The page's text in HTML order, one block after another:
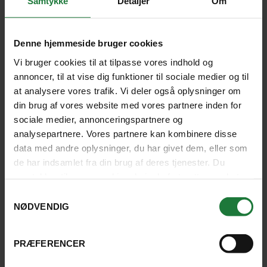
Denne hjemmeside bruger cookies
Vi bruger cookies til at tilpasse vores indhold og
annoncer, til at vise dig funktioner til sociale medier og til
at analysere vores trafik. Vi deler også oplysninger om
din brug af vores website med vores partnere inden for
sociale medier, annonceringspartnere og
analysepartnere. Vores partnere kan kombinere disse
data med andre oplysninger, du har givet dem, eller som
de har indsamlet fra din brug af deres tjenester. Du
NØDVENDIG
PRÆFERENCER
påkrævet. Stjernegaard anbefaler, at du får råd og
vejledning hos en af landets vaccinationsklinikker
eller hos egen læge, inden du tager afsted. Det er en
god idé at undersøge forholdene på dine rejsemål. På
den måde kan du tage alle de nødvendige
forholdsregler som f.eks. brug af
malariaforebyggelse, myggespray, vaccinationer
Herunder finder du en række forslag til sider, hvor du
din kommende rejse.